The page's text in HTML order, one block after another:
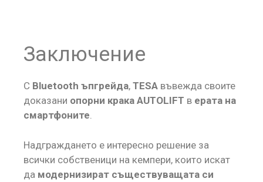
Заключение
С Bluetooth ъпгрейда, TESA въвежда своите
доказани опорни крака AUTOLIFT в ерата на
смартфоните.
Надграждането е интересно решение за
всички собственици на кемпери, които искат
да модернизират съществуващата си